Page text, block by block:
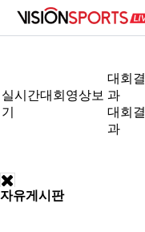
실시간대회영상보
기
대회결
과
대회결
과
자유게시판